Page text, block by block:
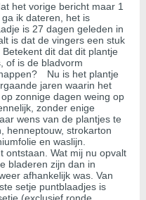
het vorige bericht maar 1
ik dateren, het is
is 27 dagen geleden in
is dat de vingers een stuk
dit dat dit plantje
of is de bladvorm
Nu is het plantje
jaren waarin het
zonnige dagen weing op
zonder enige
wens van de plantjes te
henneptouw, strokarton
en waslijn.
ontstaan. Wat mij nu opvalt
bladeren zijn dan in
afhankelijk was. Van
setje puntblaadjes is